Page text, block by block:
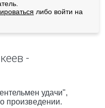
либо войти на
-
удачи",
произведении.